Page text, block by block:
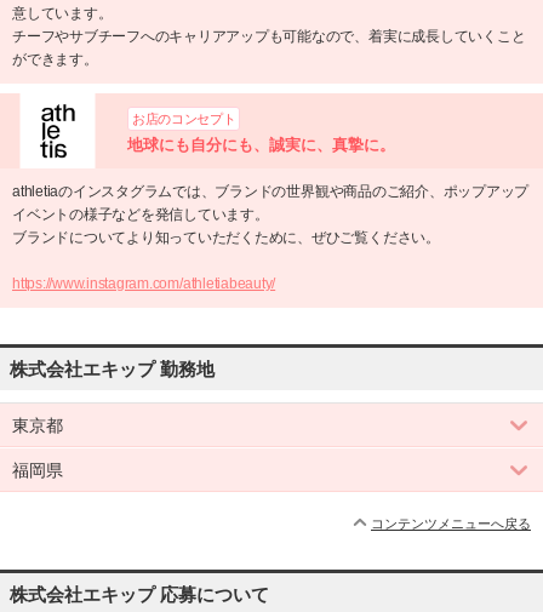
意しています。
チーフやサブチーフへのキャリアアップも可能なので、着実に成長していくこと
ができます。
お店のコンセプト
地球にも自分にも、誠実に、真摯に。
athletiaのインスタグラムでは、ブランドの世界観や商品のご紹介、ポップアップ
イベントの様子などを発信しています。
ブランドについてより知っていただくために、ぜひご覧ください。
https://www.instagram.com/athletiabeauty/
株式会社エキップ 勤務地
東京都
福岡県
コンテンツメニューへ戻る
株式会社エキップ 応募について